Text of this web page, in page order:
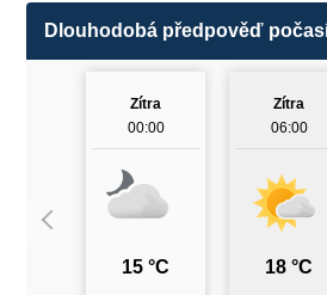
Dlouhodobá předpověď
Zítra
00:00
15 °C
Zítra
06:00
18 °C